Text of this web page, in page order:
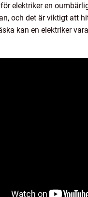
elektriker en
och det är viktigt att
kan en elektriker